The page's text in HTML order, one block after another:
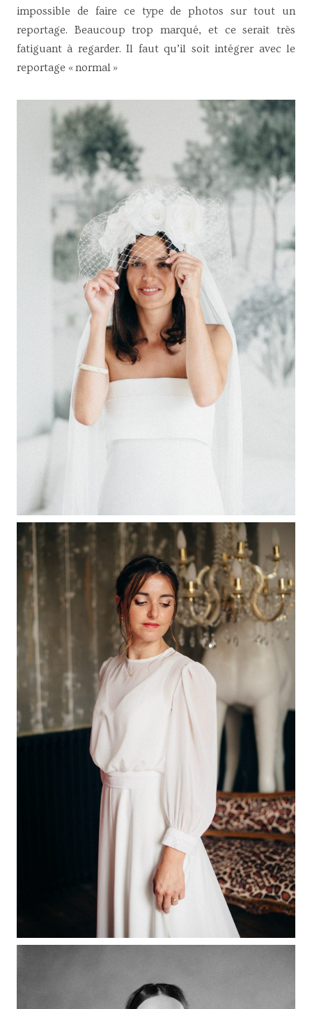
impossible de faire ce type de photos sur tout un
reportage. Beaucoup trop marqué, et ce serait très
fatiguant à regarder. Il faut qu’il soit intégrer avec le
reportage « normal »